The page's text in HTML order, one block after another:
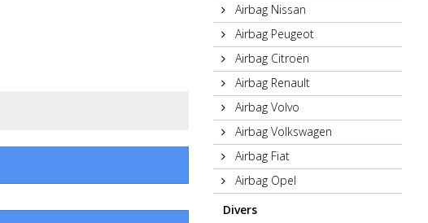
Airbag Nissan
Airbag Peugeot
Airbag Citroën
Airbag Renault
Airbag Volvo
Airbag Volkswagen
Airbag Fiat
Airbag Opel
Divers